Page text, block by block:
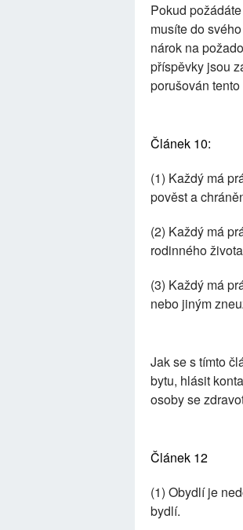
Pokud
musíte do
nárok na
příspěvky jsou
porušován
Článek 10:
(1) Každý má
pověst a
(2) Každý má
rodinného
(3) Každý má
nebo jiným
Jak se s tímto
bytu, hlásit
osoby se
Článek 12
(1) Obydlí je
bydlí.